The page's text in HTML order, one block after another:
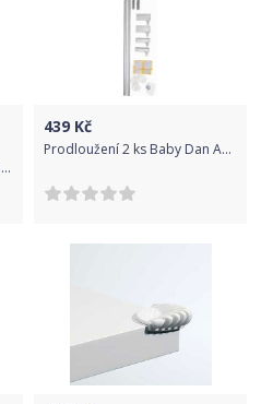
HAUCK Zábrana Autoclose'n Stop - White
439 Kč
Prodloužení 2 ks Baby Dan Avantgard Buk/Designer